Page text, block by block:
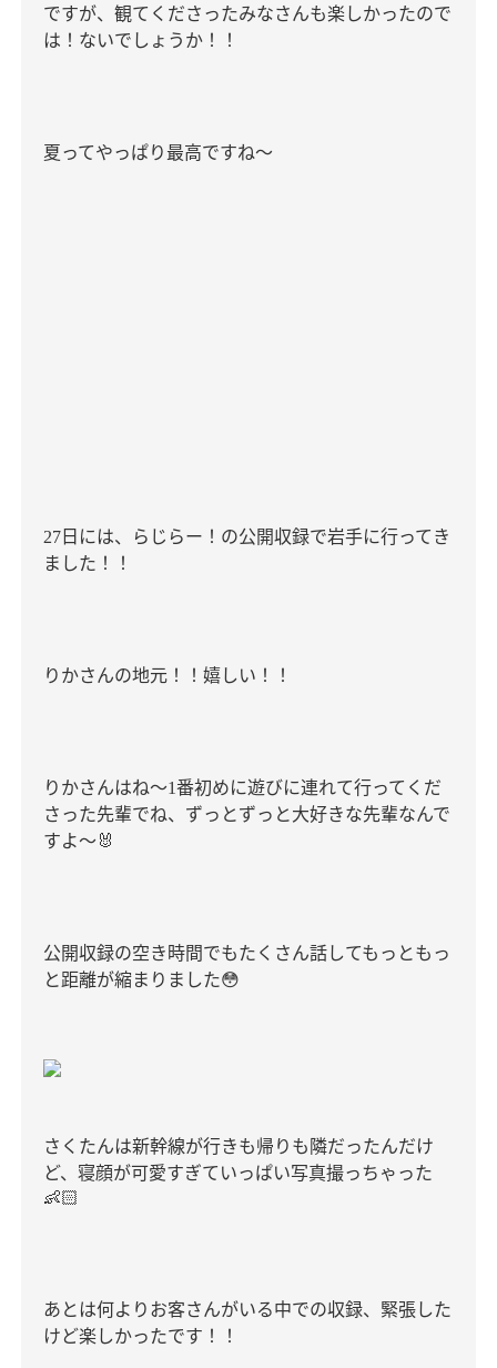
ですが、観てくださったみなさんも楽しかったので
は！ないでしょうか！！
夏ってやっぱり最高ですね〜
27日には、らじらー！の公開収録で岩手に行ってき
ました！！
りかさんの地元！！嬉しい！！
りかさんはね〜1番初めに遊びに連れて行ってくだ
さった先輩でね、ずっとずっと大好きな先輩なんで
すよ〜🐰
公開収録の空き時間でもたくさん話してもっともっ
と距離が縮まりました😳
さくたんは新幹線が行きも帰りも隣だったんだけ
ど、寝顔が可愛すぎていっぱい写真撮っちゃった
👶🏻
あとは何よりお客さんがいる中での収録、緊張した
けど楽しかったです！！